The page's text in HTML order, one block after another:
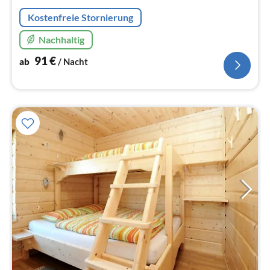
Kostenfreie Stornierung
Nachhaltig
ab 91€/ Nacht